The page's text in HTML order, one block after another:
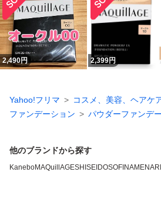
2,490円 2,399円
Yahoo!フリマ コスメ、美容、ヘアケ
ファンデーション
パウダーファンデ
他のブランドから探す
KaneboMAQuillAGESHISEIDOSOFINA